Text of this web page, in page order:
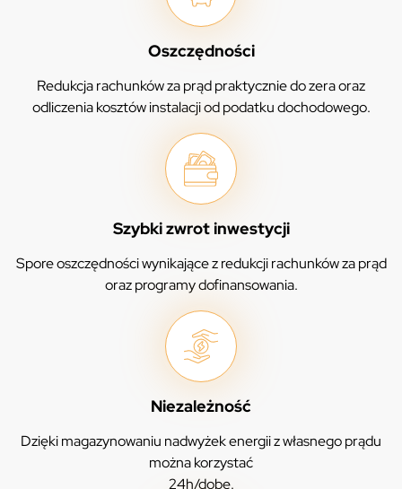
Oszczędności
Redukcja rachunków za prąd praktycznie do zera oraz
odliczenia kosztów instalacji od podatku dochodowego.
Szybki zwrot inwestycji
Spore oszczędności wynikające z redukcji rachunków za prąd
oraz programy dofinansowania.
Niezależność
Dzięki magazynowaniu nadwyżek energii z własnego prądu
można korzystać
24h/dobę.